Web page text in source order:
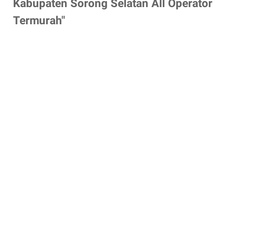
Kabupaten Sorong Selatan All Operator
Termurah"